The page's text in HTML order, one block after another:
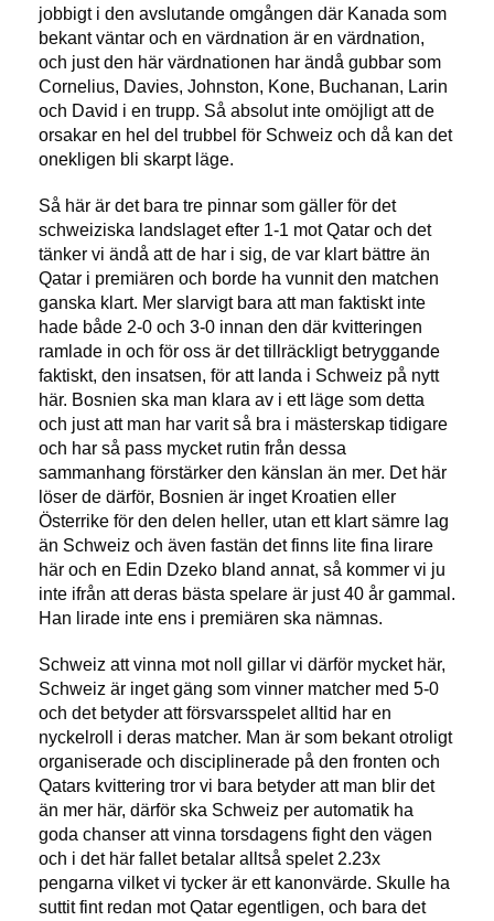
jobbigt i den avslutande omgången där Kanada som
bekant väntar och en värdnation är en värdnation,
och just den här värdnationen har ändå gubbar som
Cornelius, Davies, Johnston, Kone, Buchanan, Larin
och David i en trupp. Så absolut inte omöjligt att de
orsakar en hel del trubbel för Schweiz och då kan det
onekligen bli skarpt läge.
Så här är det bara tre pinnar som gäller för det
schweiziska landslaget efter 1-1 mot Qatar och det
tänker vi ändå att de har i sig, de var klart bättre än
Qatar i premiären och borde ha vunnit den matchen
ganska klart. Mer slarvigt bara att man faktiskt inte
hade både 2-0 och 3-0 innan den där kvitteringen
ramlade in och för oss är det tillräckligt betryggande
faktiskt, den insatsen, för att landa i Schweiz på nytt
här. Bosnien ska man klara av i ett läge som detta
och just att man har varit så bra i mästerskap tidigare
och har så pass mycket rutin från dessa
sammanhang förstärker den känslan än mer. Det här
löser de därför, Bosnien är inget Kroatien eller
Österrike för den delen heller, utan ett klart sämre lag
än Schweiz och även fastän det finns lite fina lirare
här och en Edin Dzeko bland annat, så kommer vi ju
inte ifrån att deras bästa spelare är just 40 år gammal.
Han lirade inte ens i premiären ska nämnas.
Schweiz att vinna mot noll gillar vi därför mycket här,
Schweiz är inget gäng som vinner matcher med 5-0
och det betyder att försvarsspelet alltid har en
nyckelroll i deras matcher. Man är som bekant otroligt
organiserade och disciplinerade på den fronten och
Qatars kvittering tror vi bara betyder att man blir det
än mer här, därför ska Schweiz per automatik ha
goda chanser att vinna torsdagens fight den vägen
och i det här fallet betalar alltså spelet 2.23x
pengarna vilket vi tycker är ett kanonvärde. Skulle ha
suttit fint redan mot Qatar egentligen, och bara det